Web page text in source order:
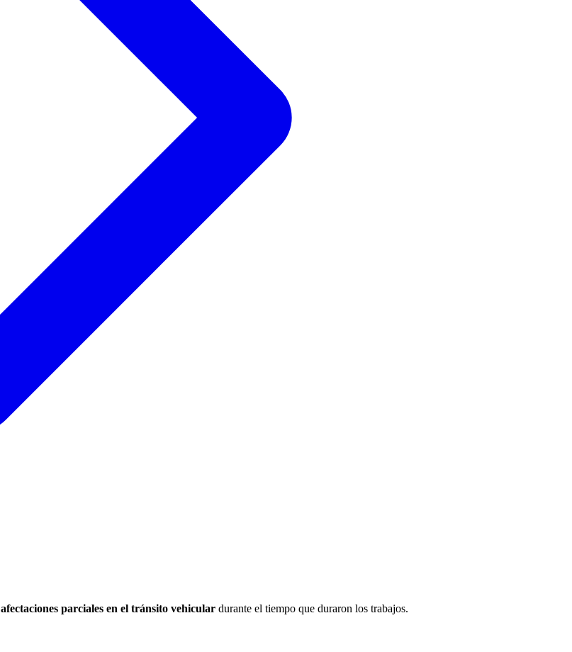
afectaciones parciales en el tránsito vehicular durante el tiempo que duraron los trabajos.